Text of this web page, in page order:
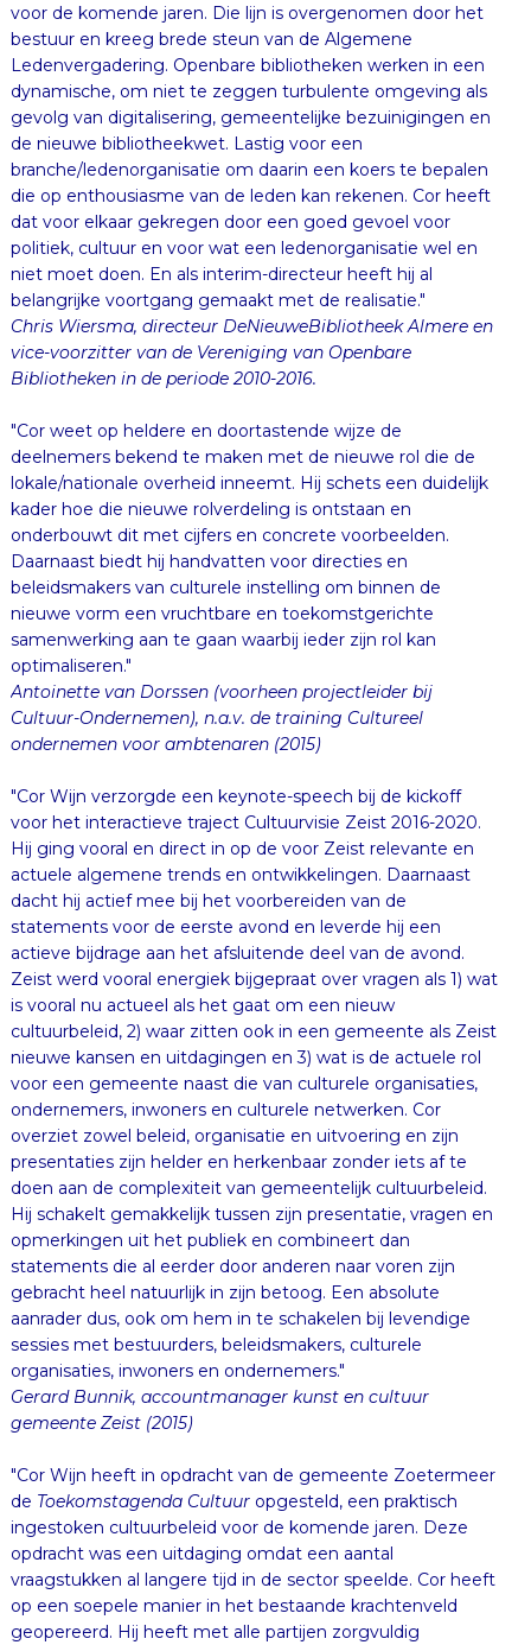
voor de komende jaren. Die lijn is overgenomen door het
bestuur en kreeg brede steun van de Algemene
Ledenvergadering. Openbare bibliotheken werken in een
dynamische, om niet te zeggen turbulente omgeving als
gevolg van digitalisering, gemeentelijke bezuinigingen en
de nieuwe bibliotheekwet. Lastig voor een
branche/ledenorganisatie om daarin een koers te bepalen
die op enthousiasme van de leden kan rekenen. Cor heeft
dat voor elkaar gekregen door een goed gevoel voor
politiek, cultuur en voor wat een ledenorganisatie wel en
niet moet doen. En als interim-directeur heeft hij al
belangrijke voortgang gemaakt met de realisatie."
Chris Wiersma, directeur DeNieuweBibliotheek Almere en
vice-voorzitter van de Vereniging van Openbare
Bibliotheken in de periode 2010-2016.
"Cor weet op heldere en doortastende wijze de
deelnemers bekend te maken met de nieuwe rol die de
lokale/nationale overheid inneemt. Hij schets een duidelijk
kader hoe die nieuwe rolverdeling is ontstaan en
onderbouwt dit met cijfers en concrete voorbeelden.
Daarnaast biedt hij handvatten voor directies en
beleidsmakers van culturele instelling om binnen de
nieuwe vorm een vruchtbare en toekomstgerichte
samenwerking aan te gaan waarbij ieder zijn rol kan
optimaliseren."
Antoinette van Dorssen (voorheen projectleider bij
Cultuur-Ondernemen), n.a.v. de training Cultureel
ondernemen voor ambtenaren (2015)
"Cor Wijn verzorgde een keynote-speech bij de kickoff
voor het interactieve traject Cultuurvisie Zeist 2016-2020.
Hij ging vooral en direct in op de voor Zeist relevante en
actuele algemene trends en ontwikkelingen. Daarnaast
dacht hij actief mee bij het voorbereiden van de
statements voor de eerste avond en leverde hij een
actieve bijdrage aan het afsluitende deel van de avond.
Zeist werd vooral energiek bijgepraat over vragen als 1) wat
is vooral nu actueel als het gaat om een nieuw
cultuurbeleid, 2) waar zitten ook in een gemeente als Zeist
nieuwe kansen en uitdagingen en 3) wat is de actuele rol
voor een gemeente naast die van culturele organisaties,
ondernemers, inwoners en culturele netwerken. Cor
overziet zowel beleid, organisatie en uitvoering en zijn
presentaties zijn helder en herkenbaar zonder iets af te
doen aan de complexiteit van gemeentelijk cultuurbeleid.
Hij schakelt gemakkelijk tussen zijn presentatie, vragen en
opmerkingen uit het publiek en combineert dan
statements die al eerder door anderen naar voren zijn
gebracht heel natuurlijk in zijn betoog. Een absolute
aanrader dus, ook om hem in te schakelen bij levendige
sessies met bestuurders, beleidsmakers, culturele
organisaties, inwoners en ondernemers."
Gerard Bunnik, accountmanager kunst en cultuur
gemeente Zeist (2015)
"Cor Wijn heeft in opdracht van de gemeente Zoetermeer
de Toekomstagenda Cultuuropgesteld, een praktisch
ingestoken cultuurbeleid voor de komende jaren. Deze
opdracht was een uitdaging omdat een aantal
vraagstukken al langere tijd in de sector speelde. Cor heeft
op een soepele manier in het bestaande krachtenveld
geopereerd. Hij heeft met alle partijen zorgvuldig